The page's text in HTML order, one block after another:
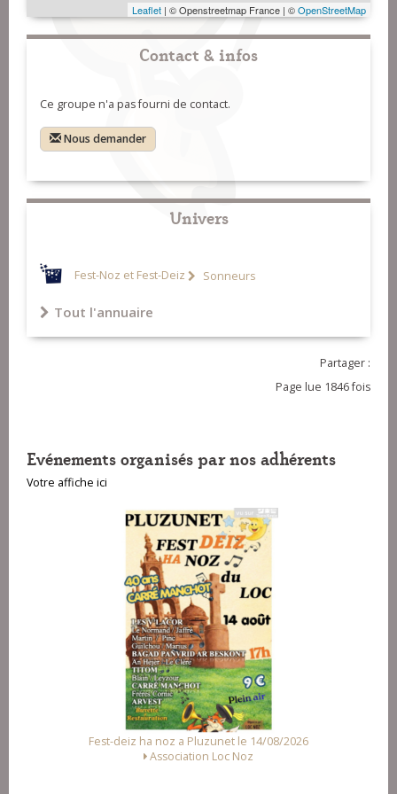
Leaflet | © Openstreetmap France | ©OpenStreetMap
Contact & infos
Ce groupe n'a pas fourni de contact.
Nous demander
Univers
Fest-Noz et Fest-Deiz Sonneurs
Tout l'annuaire
Partager :
Page lue 1846 fois
Evénements organisés par nos adhérents
Votre affiche ici
Fest-deiz ha noz a Pluzunet le 14/08/2026
Association Loc Noz